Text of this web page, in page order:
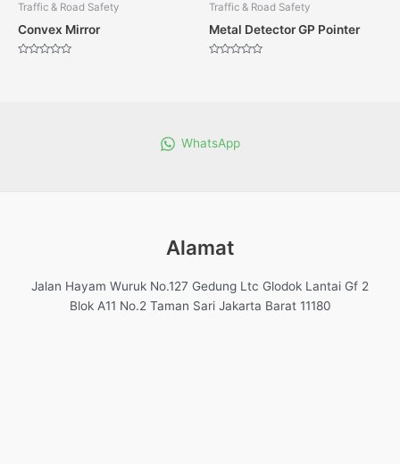
Traffic & Road Safety
Convex Mirror
Traffic & Road Safety
Metal Detector GP Pointer
WhatsApp
Alamat
Jalan Hayam Wuruk No.127 Gedung Ltc Glodok Lantai Gf 2
Blok A11 No.2 Taman Sari Jakarta Barat 11180